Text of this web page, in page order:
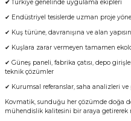
✔Türkiye genelinde uygulama ekipleri
✔ Endüstriyel tesislerde uzman proje
✔ Kuş türüne, davranışına ve alan
✔ Kuşlara zarar vermeyen tamamen
✔ Güneş paneli, fabrika çatısı, depo
teknik çözümler
✔ Kurumsal referanslar, saha analizleri
Kovmatik, sunduğu her çözümde doğa
mühendislik kalitesini bir araya